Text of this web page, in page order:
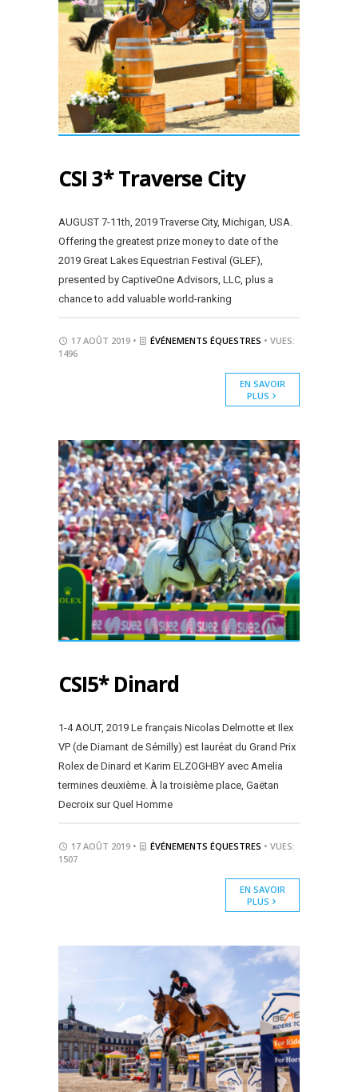
CSI 3* Traverse City
AUGUST 7-11th, 2019 Traverse City, Michigan, USA.
Offering the greatest prize money to date of the
2019 Great Lakes Equestrian Festival (GLEF),
presented by CaptiveOne Advisors, LLC, plus a
chance to add valuable world-ranking
17 AOÛT 2019 • ÉVÉNEMENTS ÉQUESTRES • VUES:
1496
EN SAVOIR
PLUS
CSI5* Dinard
1-4 AOUT, 2019 Le français Nicolas Delmotte et Ilex
VP (de Diamant de Sémilly) est lauréat du Grand Prix
Rolex de Dinard et Karim ELZOGHBY avec Amelia
termines deuxième. À la troisième place, Gaëtan
Decroix sur Quel Homme
17 AOÛT 2019 • ÉVÉNEMENTS ÉQUESTRES • VUES:
1507
EN SAVOIR
PLUS